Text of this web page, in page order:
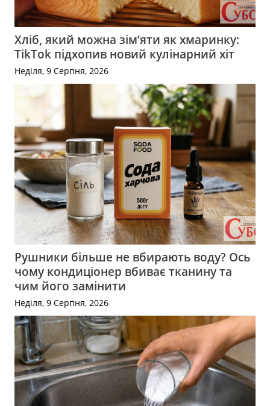
Хліб, який можна зім’яти як хмаринку:
TikTok підхопив новий кулінарний хіт
Неділя, 9 Серпня, 2026
Рушники більше не вбирають воду? Ось
чому кондиціонер вбиває тканину та
чим його замінити
Неділя, 9 Серпня, 2026